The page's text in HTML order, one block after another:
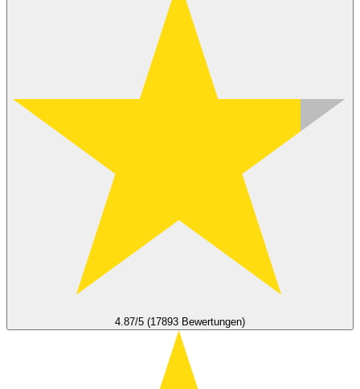
4.87/5 (17893 Bewertungen)